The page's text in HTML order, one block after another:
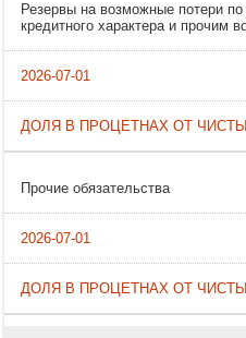
Резервы на возможные потери
кредитного характера и прочим
Прочие обязательства